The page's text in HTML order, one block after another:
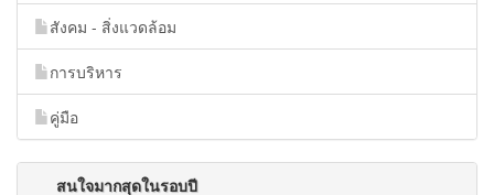
สังคม - สิ่งแวดล้อม
การบริหาร
คู่มือ
สนใจมากสุดในรอบปี